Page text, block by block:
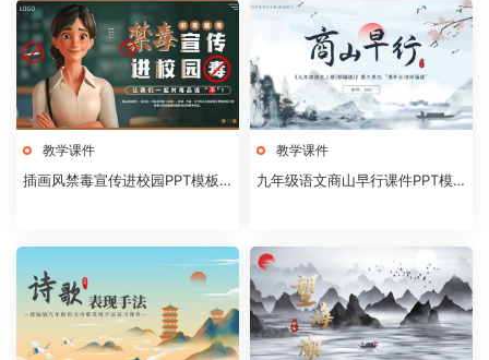
教学课件
插画风禁毒宣传进校园PPT模板2
教学课件
九年级语文商山早行课件PPT模